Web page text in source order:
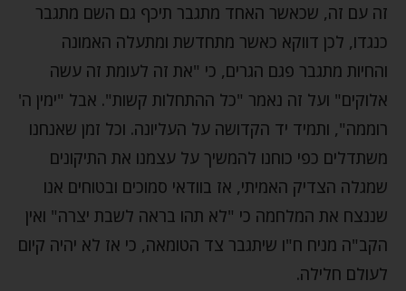
זה עם זה, שכאשר האחד מתגבר תיכף גם השם מתגבר
כנגדו, לכן דווקא כאשר מתחדשת ומתעלה האמונה
והחיות מתגבר פגם הגרים, כי "את זה לעומת זה עשה
אלוקים" ועל זה נאמר "כל ההתחלות קשות". אבל "ימין ה'
רוממה", ותמיד יד הקדושה על העליונה. וכל זמן שאנחנו
משתדלים כפי כוחנו להמשיך על עצמנו את התיקונים
שמגלה הצדיק האמיתי, אז בוודאי סמוכים ובטוחים אנו
שננצח את המלחמה כי "לא תהו בראה לשבת יצרה" ואין
הקב"ה מניח ח"ו שיתגבר צד הטומאה, כי אז לא יהיה קיום
לעולם חלילה.